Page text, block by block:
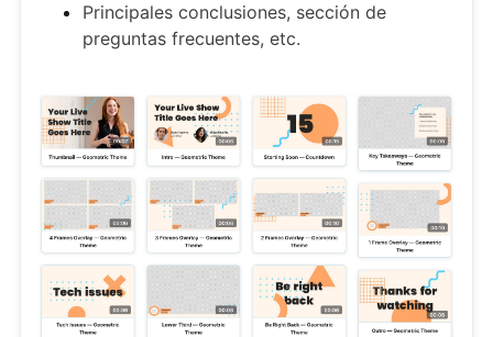
Principales conclusiones, sección de
preguntas frecuentes, etc.